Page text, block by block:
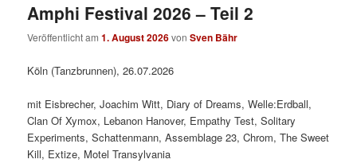
Amphi Festival 2026 – Teil 2
Veröffentlicht am1. August 2026vonSven Bähr
Köln (Tanzbrunnen), 26.07.2026
mit Eisbrecher, Joachim Witt, Diary of Dreams, Welle:Erdball,
Clan Of Xymox, Lebanon Hanover, Empathy Test, Solitary
Experiments, Schattenmann, Assemblage 23, Chrom, The Sweet
Kill, Extize, Motel Transylvania